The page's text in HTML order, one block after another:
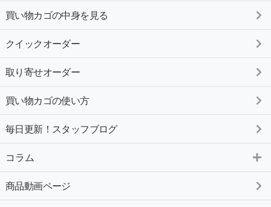
買い物カゴの中身を見る
クイックオーダー
取り寄せオーダー
買い物カゴの使い方
毎日更新！スタッフブログ
コラム
商品動画ページ